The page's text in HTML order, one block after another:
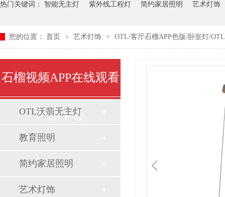
热门关键词： 智能无主灯 紫外线工程灯 简约家居照明 艺术灯饰
您的位置： 首页 > 艺术灯饰 > OTL/客厅石榴APP色版/卧室灯/
石榴视频APP在线观看
产品中心
OTL沃翡无主灯
教育照明
简约家居照明
艺术灯饰